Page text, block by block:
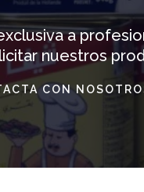
a
nuestros
CON